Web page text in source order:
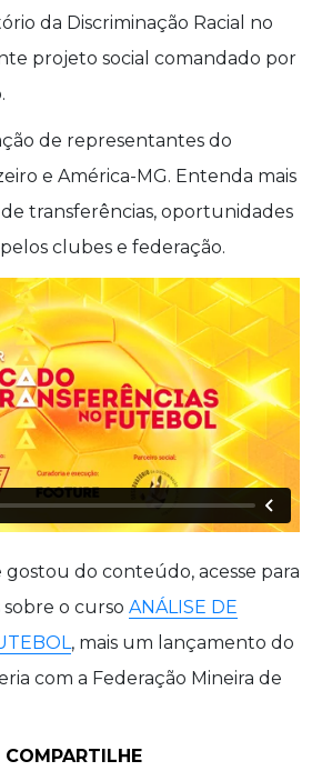
da Discriminação Racial no
projeto social comandado por
de representantes do
e América-MG. Entenda mais
transferências, oportunidades
clubes e federação.
gostou do conteúdo, acesse para
o curso ANÁLISE DE
, mais um lançamento do
com a Federação Mineira de
COMPARTILHE